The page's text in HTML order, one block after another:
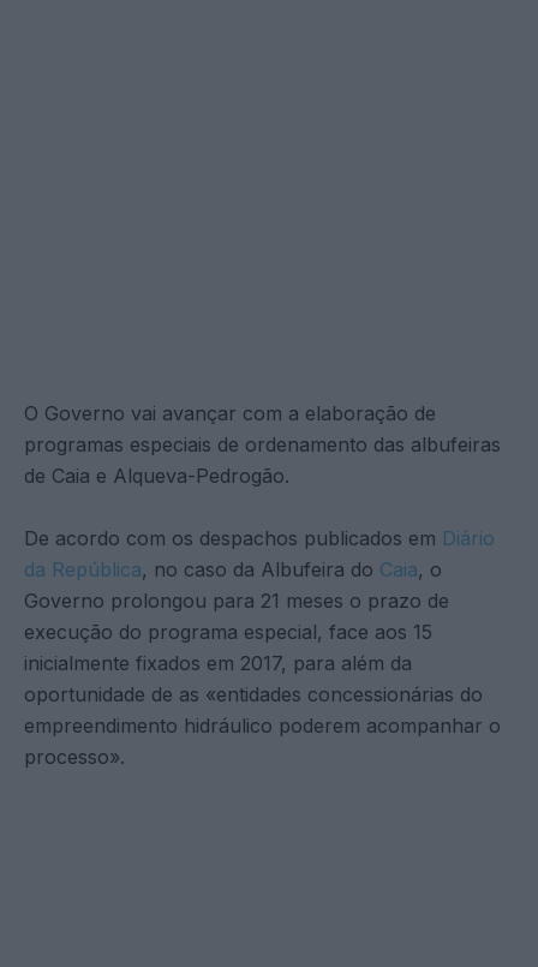
O Governo vai avançar com a elaboração de
programas especiais de ordenamento das albufeiras
de Caia e Alqueva-Pedrogão.
De acordo com os despachos publicados em Diário
da República, no caso da Albufeira do Caia, o
Governo prolongou para 21 meses o prazo de
execução do programa especial, face aos 15
inicialmente fixados em 2017, para além da
oportunidade de as «entidades concessionárias do
empreendimento hidráulico poderem acompanhar o
processo».